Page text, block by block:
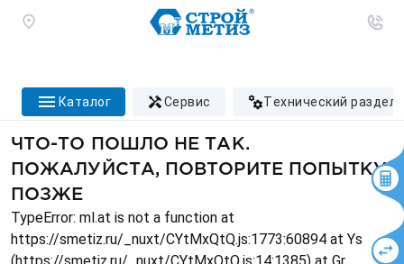
каталог сервис технический раздел
ЧТО-ТО ПОШЛО НЕ ТАК.
ПОЖАЛУЙСТА, ПОВТОРИТЕ ПОПЫТКУ
ПОЗЖЕ
TypeError: ml.at is not a function at
https://smetiz.ru/_nuxt/CYtMxQtQ.js:1773:60894 at Ys